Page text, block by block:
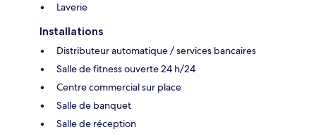
Laverie
Installations
Distributeur automatique / services bancaires
Salle de fitness ouverte 24 h/24
Centre commercial sur place
Salle de banquet
Salle de réception